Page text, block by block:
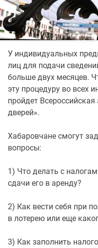
У индивидуальных
лиц для подачи
больше двух месяцев.
эту процедуру во всех
пройдет
дверей».
Хабаровчане смогут
вопросы:
1) Что делать с
сдачи его в аренду?
2) Как вести себя при
в лотерею или еще
3) Как заполнить